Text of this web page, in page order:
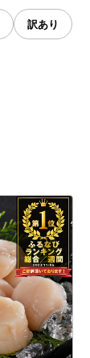
訳あり